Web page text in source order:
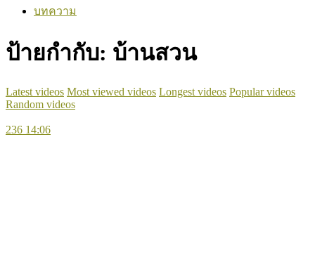
บทความ
ป้ายกำกับ: บ้านสวน
Latest videos Most viewed videos Longest videos Popular videos
Random videos
236 14:06